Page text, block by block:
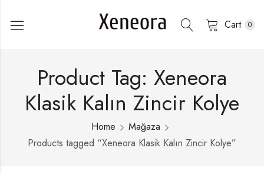
Cart 0
Product Tag: Xeneora
Klasik Kalın Zincir Kolye
Home
Mağaza
Products tagged “Xeneora Klasik Kalın Zincir Kolye”